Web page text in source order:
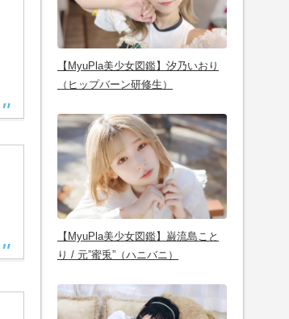
【MyuPla美少女図鑑】汐乃いおり
（ヒップバーン研修生）
【MyuPla美少女図鑑】巌流島こと
り / 元”蜜兎”（ハニバニ）